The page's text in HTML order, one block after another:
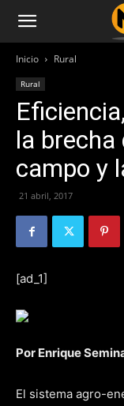
Inicio Rural
Rural
la brecha
campo y
21 abril, 2017
[ad_1]
Por Enrique
El sistema agro-